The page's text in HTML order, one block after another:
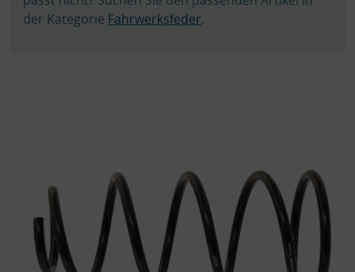
der Kategorie Fahrwerksfeder.